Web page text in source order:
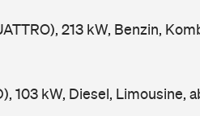
213 kW, Benzin,
103 kW, Diesel, Limousine,